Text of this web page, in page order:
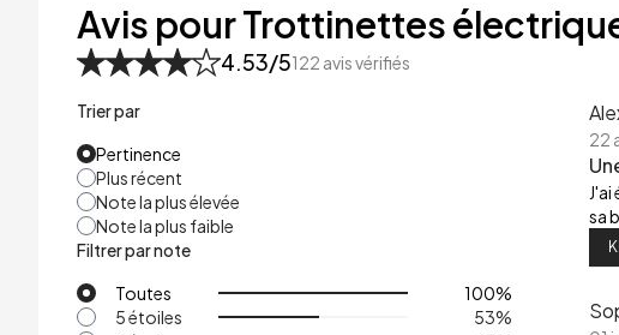
53kg
Avis pour Trottinettes
4.53/5122 avis vérifiés
Trier par
Pertinence
Plus récent
Note la plus élevée
Note la plus faible
Filtrer par note
Toutes
100%
5 étoiles
53%
22
sa